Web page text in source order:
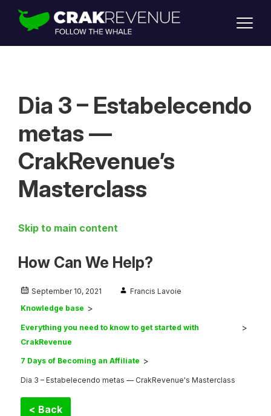
SUPPORT
LOGIN
Dia 3 – Estabelecendo
metas —
CrakRevenue’s
Masterclass
Skip to main content
How Can We Help?
September 10, 2021
Francis Lavoie
Knowledge base
Everything you need to know to get started with
CrakRevenue
7 Days of Becoming an Affiliate
Dia 3 – Estabelecendo metas — CrakRevenue's Masterclass
< Back